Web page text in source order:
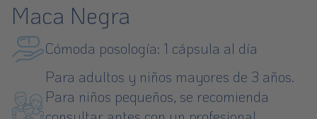
Maca Negra
Cómoda posología: 1 cápsula al día
Para adultos y niños mayores de 3 años.
Para niños pequeños, se recomienda